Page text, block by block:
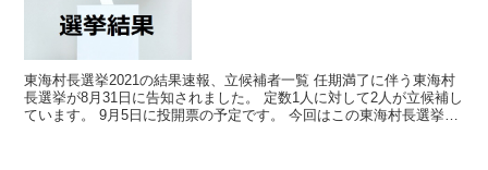
東海村長選挙2021の結果速報、立候補者一覧 任期満了に伴う東海村
長選挙が8月31日に告知されました。 定数1人に対して2人が立候補し
ています。 9月5日に投開票の予定です。 今回はこの東海村長選挙の